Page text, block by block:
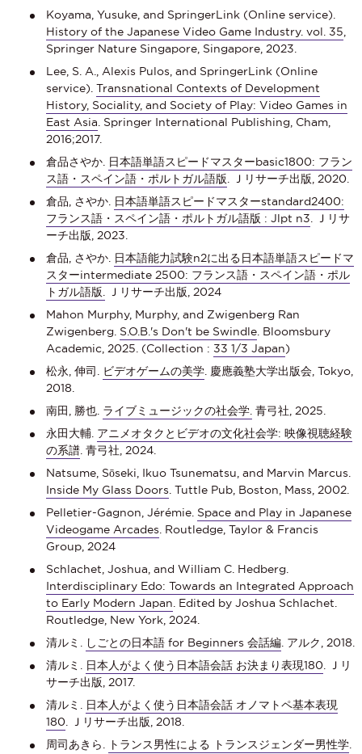
Koyama, Yusuke, and SpringerLink (Online service).
History of the Japanese Video Game Industry. vol. 35,
Springer Nature Singapore, Singapore, 2023.
Lee, S. A., Alexis Pulos, and SpringerLink (Online
service).Transnational Contexts of Development
History, Sociality, and Society of Play: Video Games in
East Asia. Springer International Publishing, Cham,
2016;2017.
倉品さやか. 日本語単語スピードマスターbasic1800: フラン
ス語・スペイン語・ポルトガル語版. Ｊリサーチ出版, 2020.
倉品, さやか. 日本語単語スピードマスターstandard2400:
フランス語・スペイン語・ポルトガル語版 : Jlpt n3. Ｊリサ
ーチ出版, 2023.
倉品, さやか. 日本語能力試験n2に出る日本語単語スピードマ
スターintermediate 2500: フランス語・スペイン語・ポル
トガル語版. Ｊリサーチ出版, 2024
Mahon Murphy, Murphy, and Zwigenberg Ran
Zwigenberg. S.O.B.'s Don't be Swindle. Bloomsbury
Academic, 2025. (Collection : 33 1/3 Japan)
松永, 伸司. ビデオゲームの美学. 慶應義塾大学出版会, Tokyo,
2018.
南田, 勝也. ライブミュージックの社会学. 青弓社, 2025.
永田大輔. アニメオタクとビデオの文化社会学: 映像視聴経験
の系譜. 青弓社, 2024.
Natsume, Sōseki, Ikuo Tsunematsu, and Marvin Marcus.
Inside My Glass Doors. Tuttle Pub, Boston, Mass, 2002.
Pelletier-Gagnon, Jérémie. Space and Play in Japanese
Videogame Arcades. Routledge, Taylor & Francis
Group, 2024
Schlachet, Joshua, and William C. Hedberg.
Interdisciplinary Edo: Towards an Integrated Approach
to Early Modern Japan. Edited by Joshua Schlachet.
Routledge, New York, 2024.
清ルミ. しごとの日本語 for Beginners 会話編. アルク, 2018.
清ルミ. 日本人がよく使う日本語会話 お決まり表現180. Ｊリ
サーチ出版, 2017.
清ルミ. 日本人がよく使う日本語会話 オノマトペ基本表現
180. Ｊリサーチ出版, 2018.
周司あきら. トランス男性による トランスジェンダー男性学.